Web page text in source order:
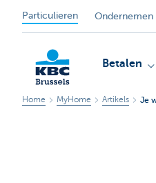
Particulieren Ondernemen
Betalen
Home MyHome Artikels Je